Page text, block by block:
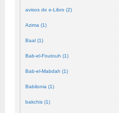
avisos de e-Libro (2)
Azima (1)
Baal (1)
Bab-el-Foutouh (1)
Bab-el-Mabdah (1)
Babilonia (1)
bakchis (1)